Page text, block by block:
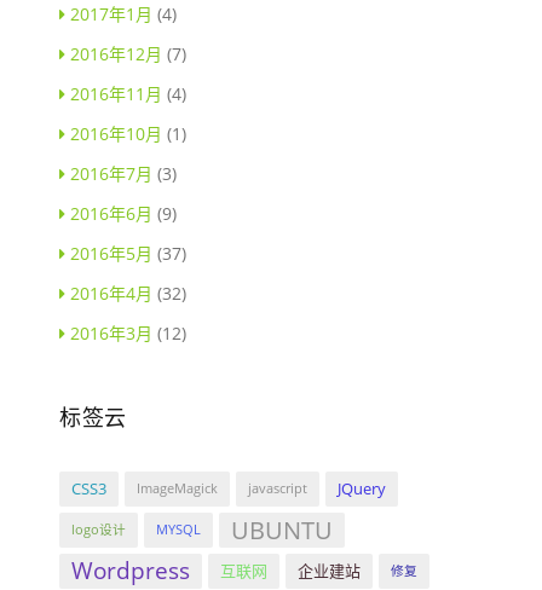
2017年1月 (4)
2016年12月 (7)
2016年11月 (4)
2016年10月 (1)
2016年7月 (3)
2016年6月 (9)
2016年5月 (37)
2016年4月 (32)
2016年3月 (12)
标签云
CSS3 ImageMagick javascript JQuery
logo设计 MYSQL UBUNTU
Wordpress 互联网 企业建站 修复